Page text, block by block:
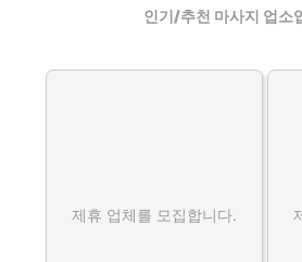
인기/추천 마사지 업소
제휴 업체를 모집합니다.